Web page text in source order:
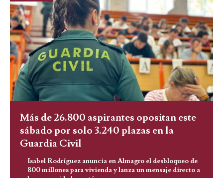
Más de 26.800 aspirantes opositan este
sábado por solo 3.240 plazas en la
Guardia Civil
Isabel Rodríguez anuncia en Almagro el desbloqueo de
800 millones para vivienda y lanza un mensaje directo a